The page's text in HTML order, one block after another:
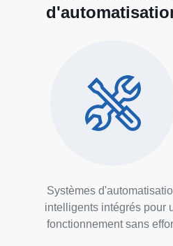
Systèmes
intelligents intégrés pour
fonctionnement sans